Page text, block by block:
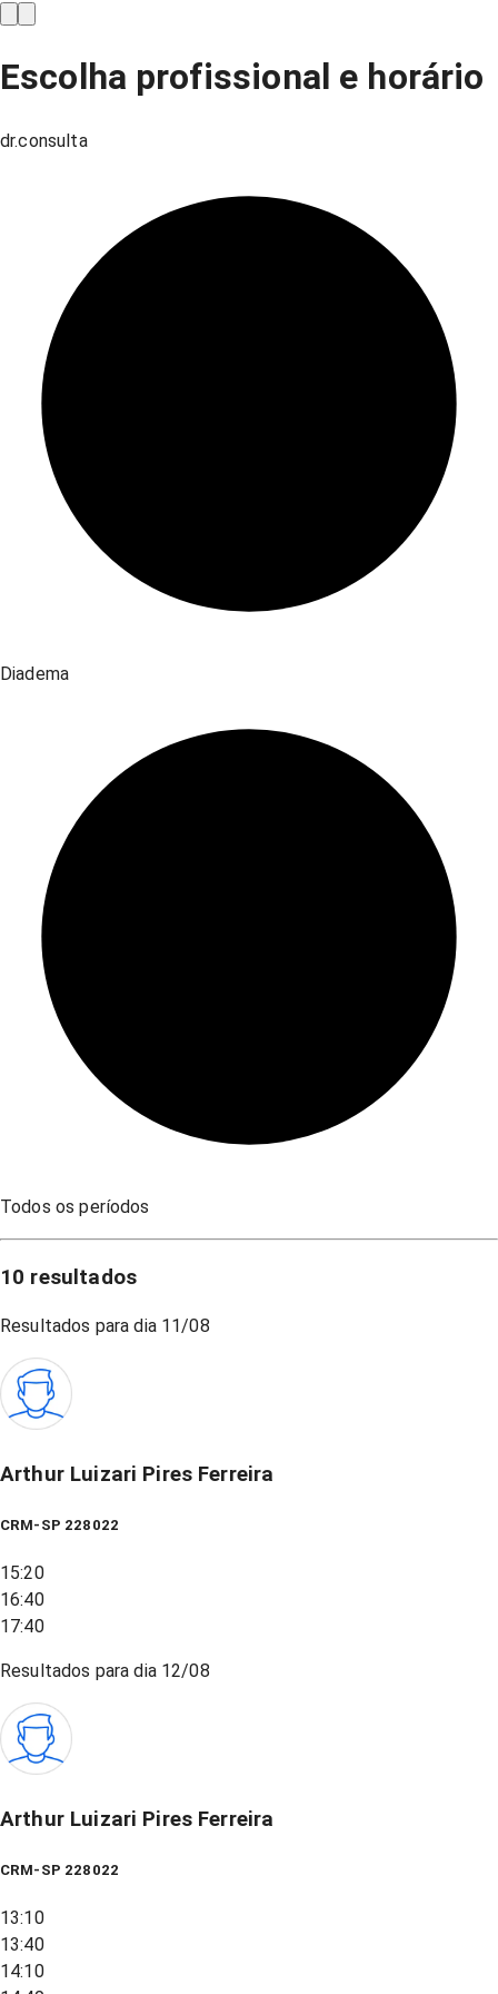
Escolha profissional e horário
dr.consulta
Diadema
Todos os períodos
10 resultados
Resultados para dia 11/08
Arthur Luizari Pires Ferreira
CRM-SP 228022
15:20
16:40
17:40
Resultados para dia 12/08
Arthur Luizari Pires Ferreira
CRM-SP 228022
13:10
13:40
14:10